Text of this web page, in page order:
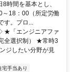
時間を基本とし、
～18：00（所定労働
す。プロ...
★「エンジニアファ
全選択制） ★常時3
ジしたい分野が見
宅手当あり